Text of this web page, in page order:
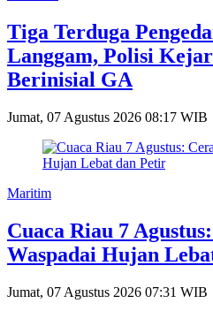
Tiga Terduga
Langgam, Polisi
Berinisial GA
Jumat, 07 Agustus 2026 08:17 WIB
Maritim
Cuaca Riau 7
Waspadai Hujan
Jumat, 07 Agustus 2026 07:31 WIB